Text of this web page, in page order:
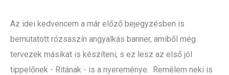
Az idei kedvencem a már előző bejegyzésben is
bemutatott rózsaszín angyalkás banner, amiből még
tervezek másikat is készíteni, s ez lesz az első jól
tippelőnek - Ritának - is a nyereménye. Remélem neki is